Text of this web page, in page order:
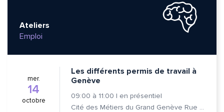
Ateliers
Emploi
mer.
14
octobre
Les différents permis de travail à
Genève
09:00 à 11:00 | en présentiel
Cité des Métiers du Grand Genève Rue Prévost-Martin 6 1205 Genève